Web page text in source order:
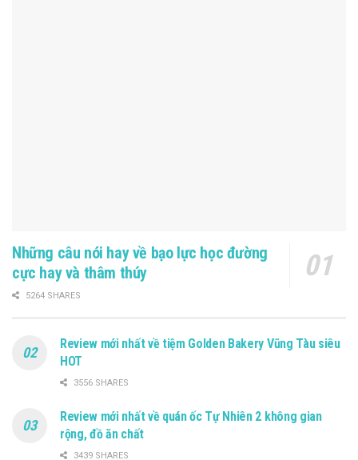
Những câu nói hay về bạo lực học đường
cực hay và thâm thúy
5264 SHARES
Review mới nhất về tiệm Golden Bakery Vũng Tàu siêu
HOT
3556 SHARES
Review mới nhất về quán ốc Tự Nhiên 2 không gian
rộng, đồ ăn chất
3439 SHARES